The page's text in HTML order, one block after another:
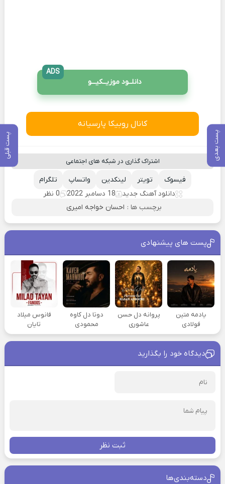
پست بعدی پست قبلی
دانلــود موزیــکیـــو
ADS
کانال روبیکا پارسیانه
اشتراک گذاری در شبکه های اجتماعی
تلگرام واتساپ لینکدین تویتر
فیسوک
دانلود آهنگ جدید
18 دسامبر 2022
0 نظر
برچسب ها : احسان خواجه امیری
پست های پیشنهادی
یادمه متین
فولادی
پروانه دل حسن
عاشوری
دوتا دل کاوه
محمودی
فانوس میلاد
تایان
دیدگاه خود را بگذارید
ثبت نظر
دسته‌بندی‌ها